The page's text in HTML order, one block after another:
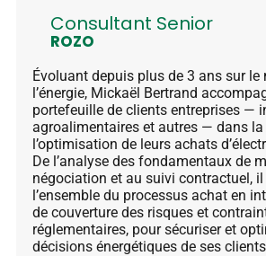
Consultant Senior
ROZO
Évoluant depuis plus de 3 ans sur le
l’énergie, Mickaël Bertrand
portefeuille de clients entreprises —
agroalimentaires et autres — dans
l’optimisation de leurs achats
De l’analyse des fondamentaux de
négociation et au suivi contractuel,
l’ensemble du processus achat en
de couverture des risques et
réglementaires, pour sécuriser et
décisions énergétiques de ses